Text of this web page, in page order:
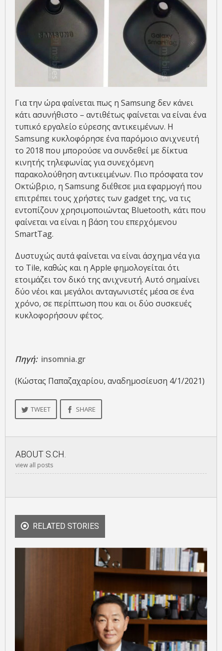
Για την ώρα φαίνεται πως η Samsung δεν κάνει
κάτι ασυνήθιστο – αντιθέτως φαίνεται να είναι ένα
τυπικό εργαλείο εύρεσης αντικειμένων. Η
Samsung κυκλοφόρησε ένα παρόμοιο ανιχνευτή
το 2018 που μπορούσε να συνδεθεί με δίκτυα
κινητής τηλεφωνίας για συνεχόμενη
παρακολούθηση αντικειμένων. Πιο πρόσφατα τον
Οκτώβριο, η Samsung διέθεσε μια εφαρμογή που
επιτρέπει τους χρήστες των gadget της, να τις
εντοπίζουν χρησιμοποιώντας Bluetooth, κάτι που
φαίνεται να είναι η βάση του επερχόμενου
SmartTag.
Δυστυχώς αυτά φαίνεται να είναι άσχημα νέα για
το Tile, καθώς και η Apple φημολογείται ότι
ετοιμάζει τον δικό της ανιχνευτή. Αυτό σημαίνει
δύο νέοι και μεγάλοι ανταγωνιστές μέσα σε ένα
χρόνο, σε περίπτωση που και οι δύο συσκευές
κυκλοφορήσουν φέτος.
Πηγή: insomnia.gr
(Κώστας Παπαζαχαρίου, αναδημοσίευση 4/1/2021)
TWEET SHARE
ABOUT S.CH.
view all posts
RELATED STORIES